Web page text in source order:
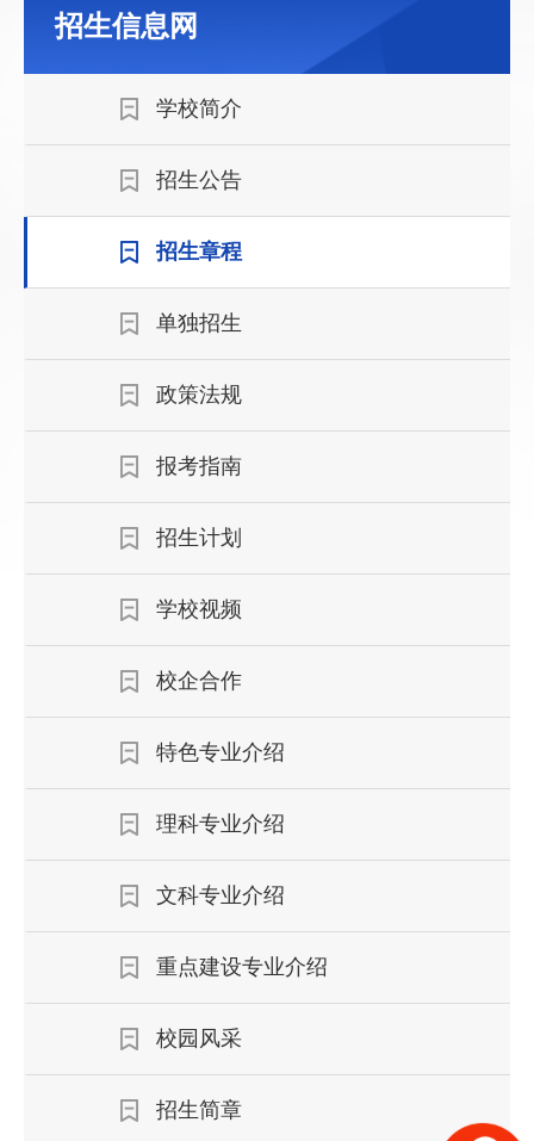
招生信息网
学校简介
招生公告
招生章程
单独招生
政策法规
报考指南
招生计划
学校视频
校企合作
特色专业介绍
理科专业介绍
文科专业介绍
重点建设专业介绍
校园风采
招生简章